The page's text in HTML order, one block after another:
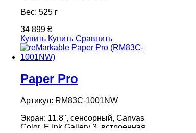
Вес: 525 г
34 899 ₴
Купить Купить Сравнить
Paper Pro
Артикул: RM83C-1001NW
Экран: 11.8", сенсорный, Canvas
Color, E Ink Gallery 3, встроенная